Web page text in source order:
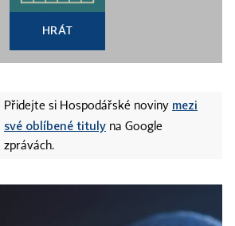
HRÁT
Přidejte si Hospodářské noviny mezi
své oblíbené tituly na Google
zprávách.